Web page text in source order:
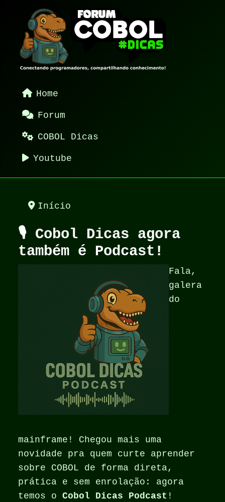
Home
Forum
COBOL Dicas
Youtube
Início
🎙️ Cobol Dicas agora
também é Podcast!
Fala,
galera
do
mainframe! Chegou mais uma
novidade pra quem curte aprender
sobre COBOL de forma direta,
prática e sem enrolação: agora
temos o Cobol Dicas Podcast !